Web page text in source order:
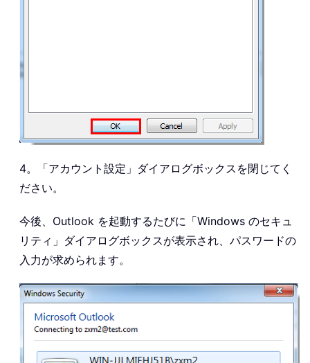
4。「アカウント設定」ダイアログボックスを閉じてく
ださい。
今後、Outlook を起動するたびに「Windows のセキュ
リティ」ダイアログボックスが表示され、パスワードの
入力が求められます。